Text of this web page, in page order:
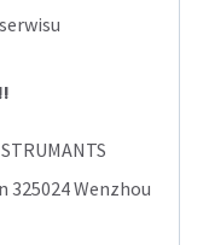
325024 Wenzhou